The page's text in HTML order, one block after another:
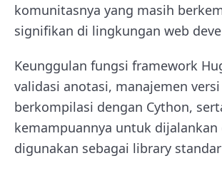
komunitasnya yang masih
signifikan di lingkungan web
Keunggulan fungsi framework
validasi anotasi, manajemen
berkompilasi dengan Cython,
kemampuannya untuk dijalankan
digunakan sebagai library